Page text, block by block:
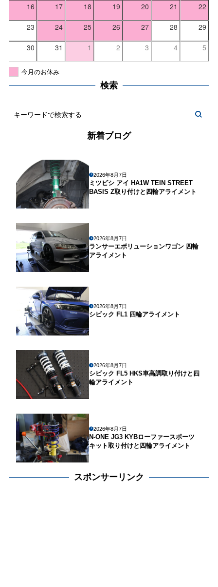
16 17 18 19 20 21 22
23 24 25 26 27 28 29
30 31 1 2 3 4 5
今月のお休み
検索
新着ブログ
2026年8月7日
ミツビシ アイ HA1W TEIN STREET
BASIS Z取り付けと四輪アライメント
2026年8月7日
ランサーエボリューションワゴン 四輪
アライメント
2026年8月7日
シビック FL1 四輪アライメント
2026年8月7日
シビック FL5 HKS車高調取り付けと四
輪アライメント
2026年8月7日
N-ONE JG3 KYBローファースポーツ
キット取り付けと四輪アライメント
スポンサーリンク